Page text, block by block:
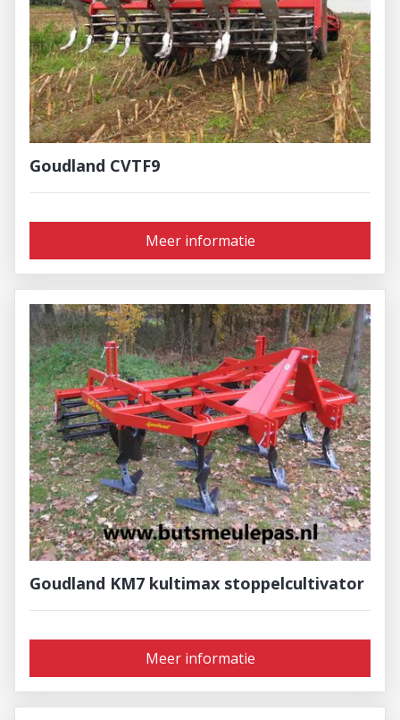
Goudland CVTF9
Meer informatie
Goudland KM7 kultimax stoppelcultivator
Meer informatie